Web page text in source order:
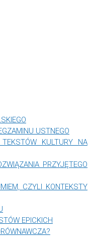
USTNEGO
KULTURY NA
PRZYJĘTEGO
CZYLI KONTEKSTY
EPICKICH